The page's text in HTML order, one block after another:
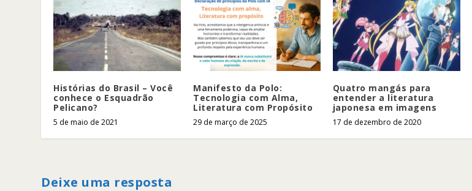
Histórias do Brasil – Você
conhece o Esquadrão
Pelicano?
5 de maio de 2021
Manifesto da Polo:
Tecnologia com Alma,
Literatura com Propósito
29 de março de 2025
Quatro mangás para
entender a literatura
japonesa em imagens
17 de dezembro de 2020
Deixe uma resposta